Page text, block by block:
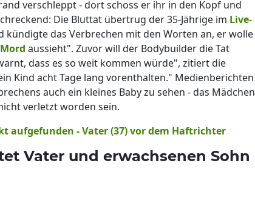
verschleppt - dort schoss er ihr in den Kopf und
Die Bluttat übertrug der 35-Jährige im Live-
das Verbrechen mit den Worten an, er wolle
Mord aussieht". Zuvor will der Bodybuilder die Tat
dass es so weit kommen würde", zitiert die
Kind acht Tage lang vorenthalten." Medienberichten
auch ein kleines Baby zu sehen - das Mädchen
verletzt worden sein.
aufgefunden - Vater (37) vor dem Haftrichter
Vater und erwachsenen Sohn